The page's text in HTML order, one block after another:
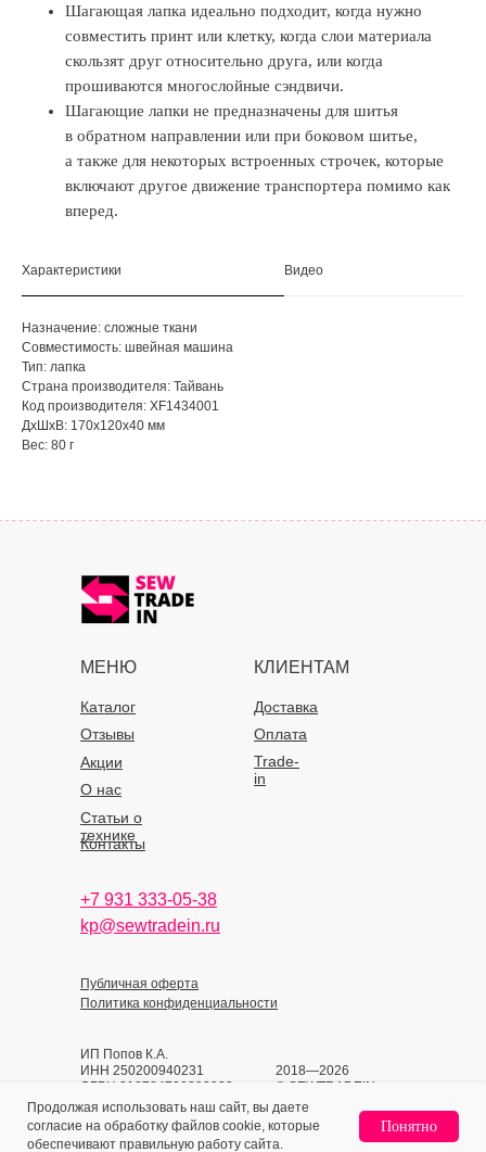
Home Catalog Sign In Favorites Cart
Продолжая использовать наш сайт, вы даете
согласие на обработку файлов cookie, которые
обеспечивают правильную работу сайта.
Понятно
Шагающая лапка идеально подходит, когда нужно
совместить принт или клетку, когда слои материала
скользят друг относительно друга, или когда
прошиваются многослойные сэндвичи.
Шагающие лапки не предназначены для шитья
в обратном направлении или при боковом шитье,
а также для некоторых встроенных строчек, которые
включают другое движение транспортера помимо как
вперед.
Характеристики Видео
Назначение: сложные ткани
Совместимость: швейная машина
Тип: лапка
Страна производителя: Тайвань
Код производителя: XF1434001
ДxШxВ: 170x120x40 мм
Вес: 80 г
МЕНЮ КЛИЕНТАМ
Каталог
О нас
Доставка
Статьи о
технике
Оплата
Отзывы
Акции
Контакты
Trade-
in
+7 931 333-05-38
kp@sewtradein.ru
ИП Попов К.А.
ИНН 250200940231
ОГРН 318784700393933
Политика конфиденциальности
Публичная оферта
2018—2026
© SEWTRADEIN